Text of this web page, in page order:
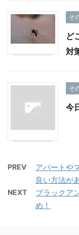
そ
ど
対
そ
今
PREV
アパートや
良い方法が
NEXT
ブラックア
め！